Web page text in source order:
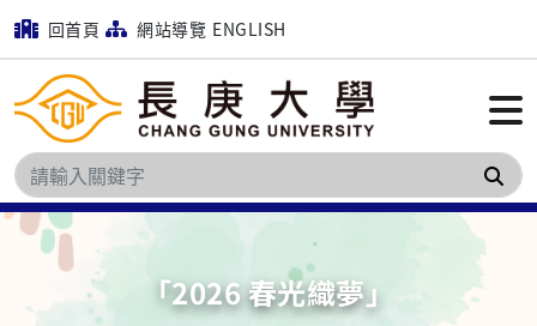
回首頁 網站導覽 ENGLISH
搜
「2026 春光織夢」